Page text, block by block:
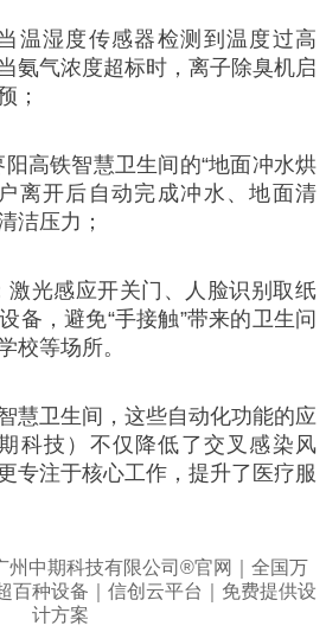
温湿度传感器检测到温度过高
氨气浓度超标时，离子除臭机启
；
高铁智慧卫生间的“地面冲水烘
离开后自动完成冲水、地面清
洁压力；
激光感应开关门、人脸识别取纸
备，避免“手接触”带来的卫生问
校等场所。
慧卫生间，这些自动化功能的应
科技）不仅降低了交叉感染风
专注于核心工作，提升了医疗服